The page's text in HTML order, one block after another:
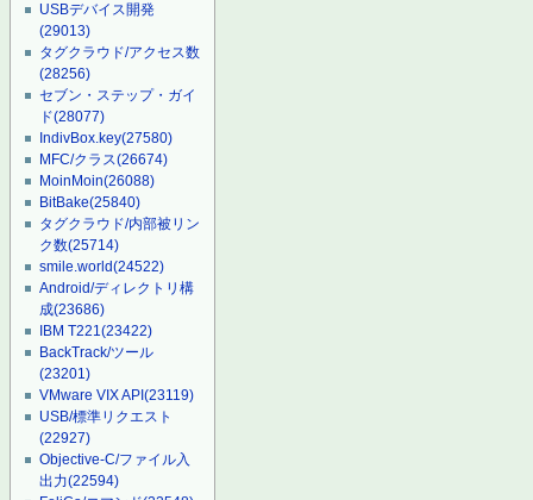
USBデバイス開発
(29013)
タグクラウド/アクセス数
(28256)
セブン・ステップ・ガイ
ド(28077)
IndivBox.key(27580)
MFC/クラス(26674)
MoinMoin(26088)
BitBake(25840)
タグクラウド/内部被リン
ク数(25714)
smile.world(24522)
Android/ディレクトリ構
成(23686)
IBM T221(23422)
BackTrack/ツール
(23201)
VMware VIX API(23119)
USB/標準リクエスト
(22927)
Objective-C/ファイル入
出力(22594)